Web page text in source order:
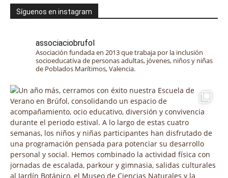
Síguenos en instagram
associaciobrufol
Asociación fundada en 2013 que trabaja por la inclusión
socioeducativa de personas adultas, jóvenes, niños y niñas
de Poblados Marítimos, Valencia.